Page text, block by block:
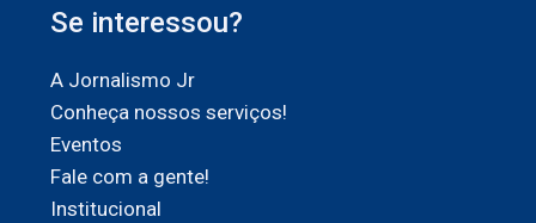
Se interessou?
A Jornalismo Jr
Conheça nossos serviços!
Eventos
Fale com a gente!
Institucional